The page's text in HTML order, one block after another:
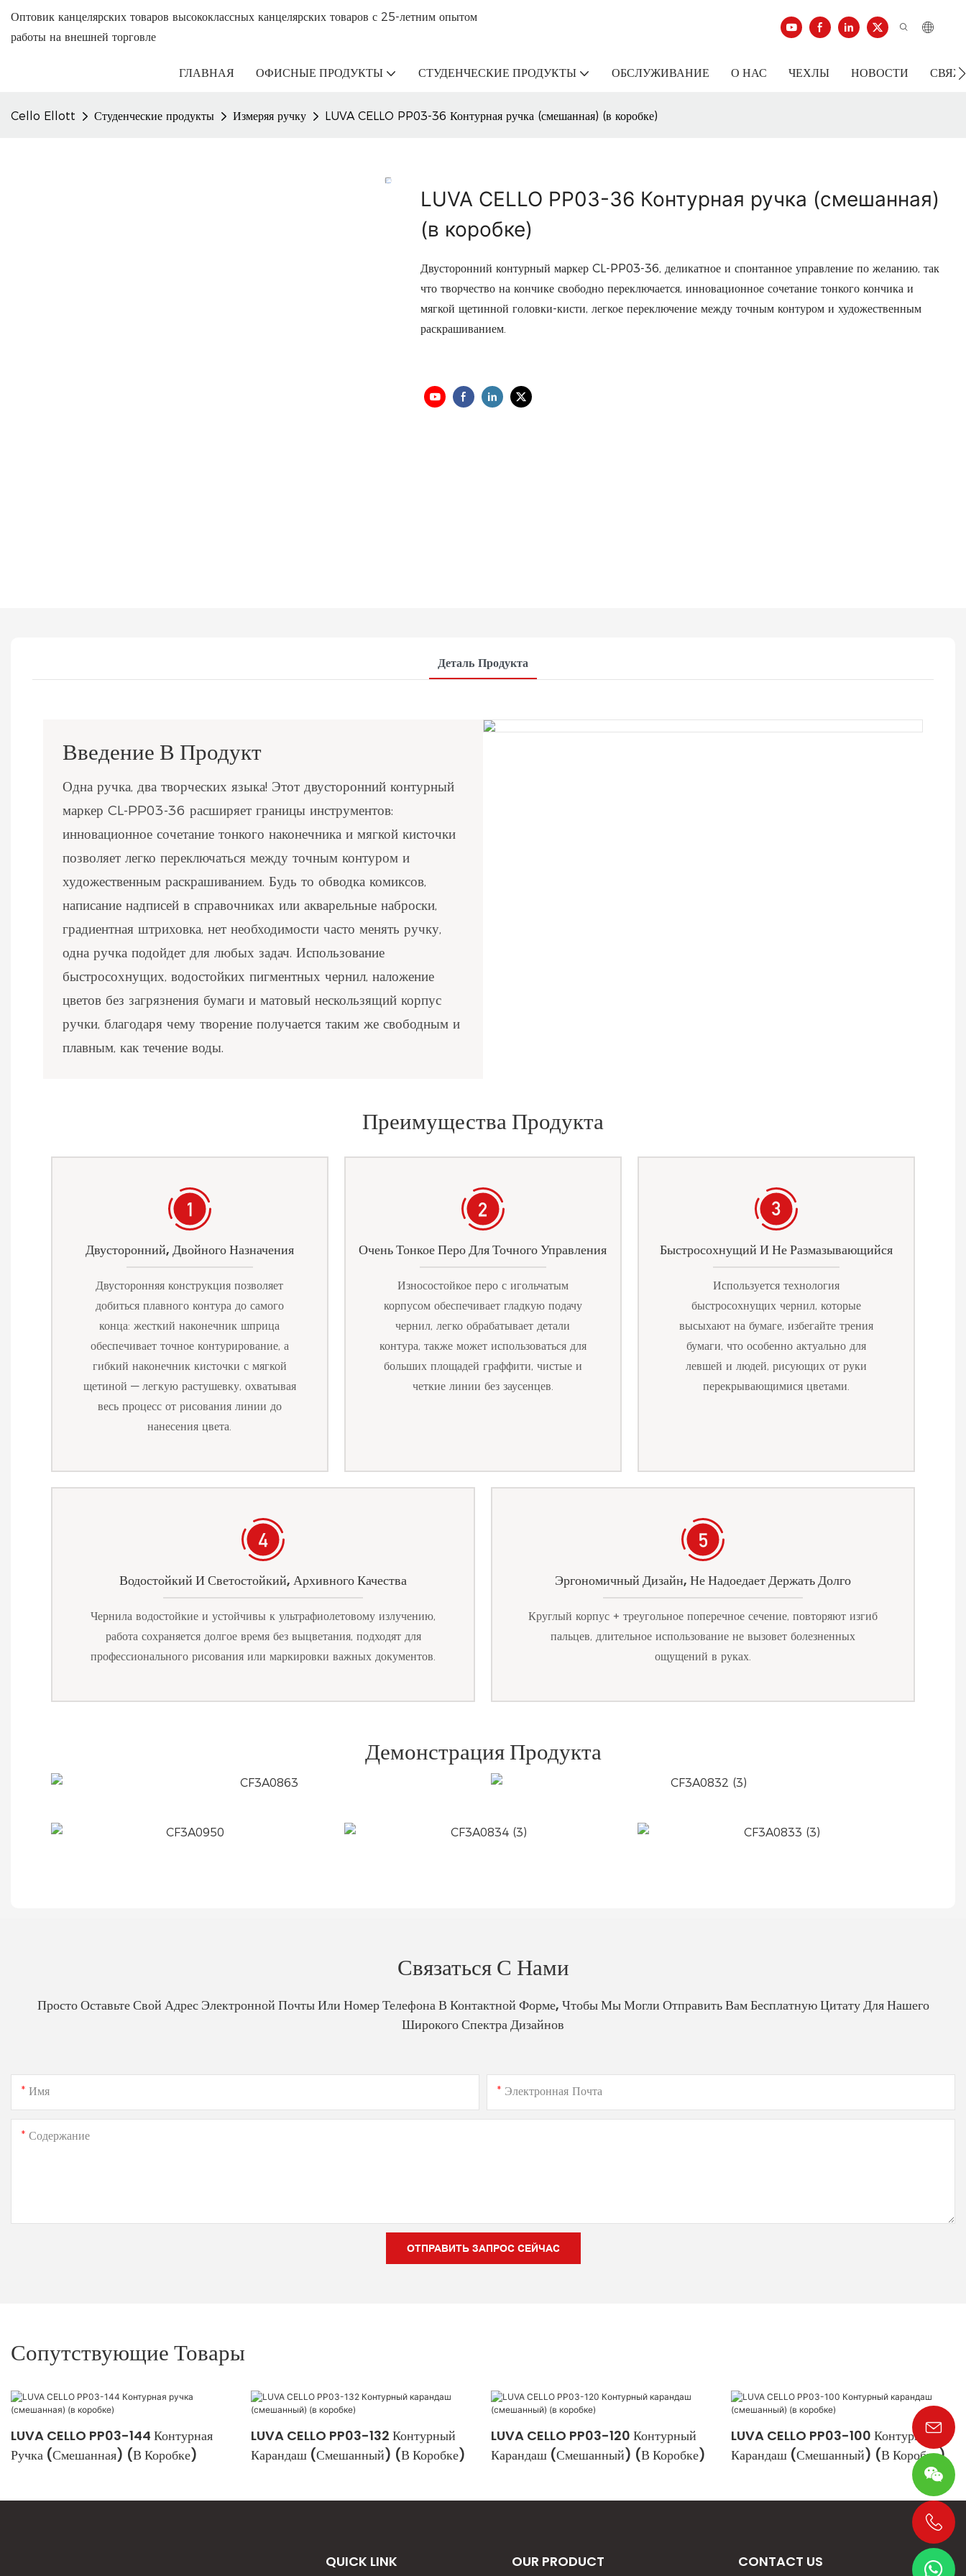
Оптовик канцелярских товаров высококлассных канцелярских товаров с 25-летним опытом
работы на внешней торговле
ГЛАВНАЯ ОФИСНЫЕ ПРОДУКТЫ СТУДЕНЧЕСКИЕ ПРОДУКТЫ ОБСЛУЖИВАНИЕ О НАС ЧЕХЛЫ НОВОСТИ
Cello Ellott Студенческие продукты Измеряя ручку LUVA CELLO PP03-36 Контурная ручка (смешанная) (в коробке)
LUVA CELLO PP03-36 Контурная ручка (смешанная)
(в коробке)
Двусторонний контурный маркер CL-PP03-36, деликатное и спонтанное управление по желанию, так
что творчество на кончике свободно переключается, инновационное сочетание тонкого кончика и
мягкой щетинной головки-кисти, легкое переключение между точным контуром и художественным
раскрашиванием.
Деталь Продукта
Введение В Продукт
Одна ручка, два творческих языка! Этот двусторонний контурный
маркер CL-PP03-36 расширяет границы инструментов:
инновационное сочетание тонкого наконечника и мягкой кисточки
позволяет легко переключаться между точным контуром и
художественным раскрашиванием. Будь то обводка комиксов,
написание надписей в справочниках или акварельные наброски,
градиентная штриховка, нет необходимости часто менять ручку,
одна ручка подойдет для любых задач. Использование
быстросохнущих, водостойких пигментных чернил, наложение
цветов без загрязнения бумаги и матовый нескользящий корпус
ручки, благодаря чему творение получается таким же свободным и
плавным, как течение воды.
Преимущества Продукта
Двусторонний, Двойного Назначения
Двусторонняя конструкция позволяет
добиться плавного контура до самого
конца: жесткий наконечник шприца
обеспечивает точное контурирование, а
гибкий наконечник кисточки с мягкой
щетиной — легкую растушевку, охватывая
весь процесс от рисования линии до
нанесения цвета.
Очень Тонкое Перо Для Точного Управления
Износостойкое перо с игольчатым
корпусом обеспечивает гладкую подачу
чернил, легко обрабатывает детали
контура, также может использоваться для
больших площадей граффити, чистые и
четкие линии без заусенцев.
Быстросохнущий И Не Размазывающийся
Используется технология
быстросохнущих чернил, которые
высыхают на бумаге, избегайте трения
бумаги, что особенно актуально для
левшей и людей, рисующих от руки
перекрывающимися цветами.
Водостойкий И Светостойкий, Архивного Качества
Чернила водостойкие и устойчивы к ультрафиолетовому излучению,
работа сохраняется долгое время без выцветания, подходят для
профессионального рисования или маркировки важных документов.
Эргономичный Дизайн, Не Надоедает Держать Долго
Круглый корпус + треугольное поперечное сечение, повторяют изгиб
пальцев, длительное использование не вызовет болезненных
ощущений в руках.
Демонстрация Продукта
Связаться С Нами
Просто Оставьте Свой Адрес Электронной Почты Или Номер Телефона В Контактной Форме, Чтобы Мы Могли Отправить Вам Бесплатную Цитату Для Нашего
Широкого Спектра Дизайнов
Имя Электронная Почта
Содержание
ОТПРАВИТЬ ЗАПРОС СЕЙЧАС
Сопутствующие Товары
LUVA CELLO PP03-144 Контурная
Ручка (смешанная) (в Коробке)
LUVA CELLO PP03-132 Контурный
Карандаш (смешанный) (в Коробке)
LUVA CELLO PP03-120 Контурный
Карандаш (смешанный) (в Коробке)
LUVA CELLO PP03-100 Контурный
Карандаш (смешанный) (в Коробке)
QUICK LINK OUR PRODUCT CONTACT US